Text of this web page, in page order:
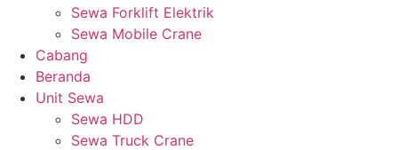
Sewa Forklift Elektrik
Sewa Mobile Crane
Cabang
Beranda
Unit Sewa
Sewa HDD
Sewa Truck Crane